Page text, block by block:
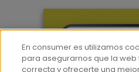
En consumer.es utilizamos
para asegurarnos que la
correcta y ofrecerte una